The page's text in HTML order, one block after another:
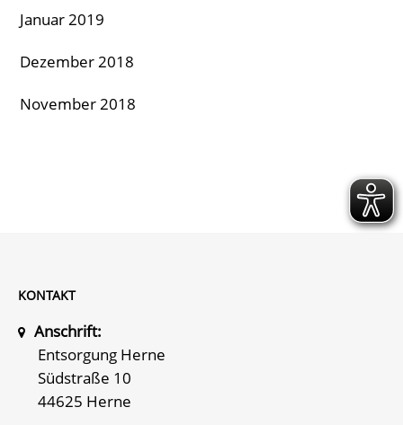
Januar 2019
Dezember 2018
November 2018
KONTAKT
Anschrift:
Entsorgung Herne
Südstraße 10
44625 Herne